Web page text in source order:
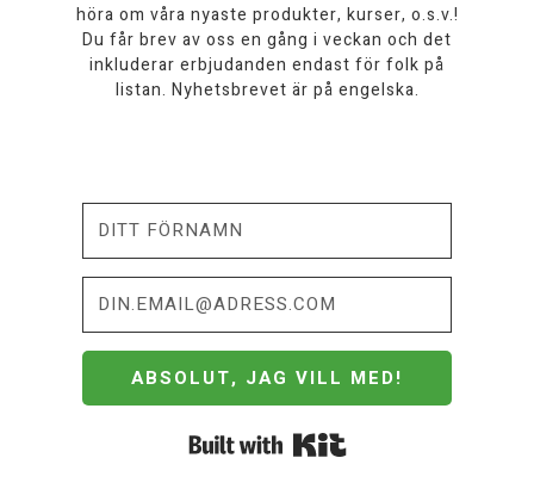
höra om våra nyaste produkter, kurser, o.s.v.!
Du får brev av oss en gång i veckan och det
inkluderar erbjudanden endast för folk på
listan. Nyhetsbrevet är på engelska.
ABSOLUT, JAG VILL MED!